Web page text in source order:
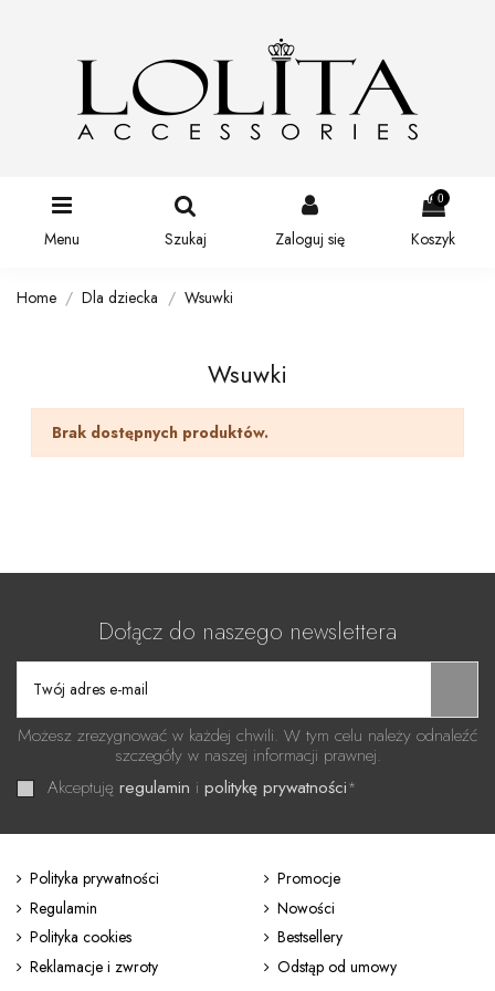
Menu Szukaj Zaloguj się
0
Koszyk
Home Dla dziecka Wsuwki
Wsuwki
Brak dostępnych produktów.
Dołącz do naszego newslettera
Możesz zrezygnować w każdej chwili. W tym celu należy odnaleźć
szczegóły w naszej informacji prawnej.
Akceptuję regulamin i politykę prywatności*
Polityka prywatności
Regulamin
Polityka cookies
Reklamacje i zwroty
Promocje
Nowości
Bestsellery
Odstąp od umowy